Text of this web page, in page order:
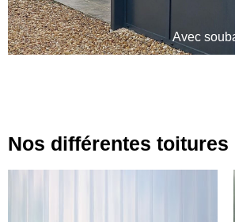
Avec
Nos différentes